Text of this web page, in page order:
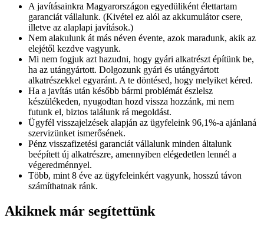
A javításainkra Magyarországon egyedüliként élettartam
garanciát vállalunk. (Kivétel ez alól az akkumulátor csere,
illetve az alaplapi javítások.)
Nem alakulunk át más néven évente, azok maradunk, akik az
elejétől kezdve vagyunk.
Mi nem fogjuk azt hazudni, hogy gyári alkatrészt építünk be,
ha az utángyártott. Dolgozunk gyári és utángyártott
alkatrészekkel egyaránt. A te döntésed, hogy melyiket kéred.
Ha a javítás után később bármi problémát észlelsz
készülékeden, nyugodtan hozd vissza hozzánk, mi nem
futunk el, biztos találunk rá megoldást.
Ügyfél visszajelzések alapján az ügyfeleink 96,1%-a ajánlaná
szervizünket ismerősének.
Pénz visszafizetési garanciát vállalunk minden általunk
beépített új alkatrészre, amennyiben elégedetlen lennél a
végeredménnyel.
Több, mint 8 éve az ügyfeleinkért vagyunk, hosszú távon
számíthatnak ránk.
Akiknek már segítettünk